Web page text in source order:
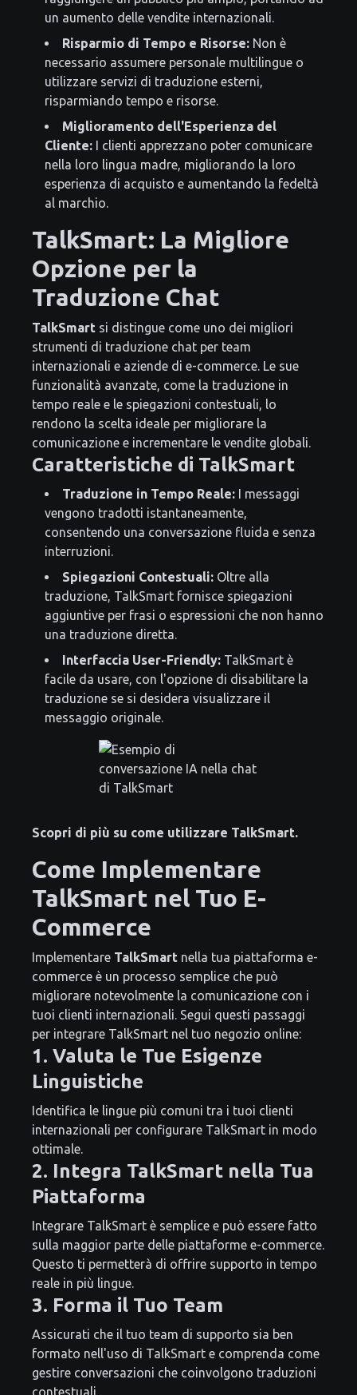
un aumento delle vendite internazionali.
Risparmio di Tempo e Risorse: Non è
necessario assumere personale multilingue o
utilizzare servizi di traduzione esterni,
risparmiando tempo e risorse.
Miglioramento dell'Esperienza del
Cliente: I clienti apprezzano poter comunicare
nella loro lingua madre, migliorando la loro
esperienza di acquisto e aumentando la fedeltà
al marchio.
TalkSmart: La Migliore
Opzione per la
Traduzione Chat
TalkSmart si distingue come uno dei migliori
strumenti di traduzione chat per team
internazionali e aziende di e-commerce. Le sue
funzionalità avanzate, come la traduzione in
tempo reale e le spiegazioni contestuali, lo
rendono la scelta ideale per migliorare la
comunicazione e incrementare le vendite globali.
Caratteristiche di TalkSmart
Traduzione in Tempo Reale: I messaggi
vengono tradotti istantaneamente,
consentendo una conversazione fluida e senza
interruzioni.
Spiegazioni Contestuali: Oltre alla
traduzione, TalkSmart fornisce spiegazioni
aggiuntive per frasi o espressioni che non hanno
una traduzione diretta.
Interfaccia User-Friendly: TalkSmart è
facile da usare, con l'opzione di disabilitare la
traduzione se si desidera visualizzare il
messaggio originale.
Scopri di più su come utilizzare TalkSmart.
Come Implementare
TalkSmart nel Tuo E-
Commerce
Implementare TalkSmart nella tua piattaforma e-
commerce è un processo semplice che può
migliorare notevolmente la comunicazione con i
tuoi clienti internazionali. Segui questi passaggi
per integrare TalkSmart nel tuo negozio online:
1. Valuta le Tue Esigenze
Linguistiche
Identifica le lingue più comuni tra i tuoi clienti
internazionali per configurare TalkSmart in modo
ottimale.
2. Integra TalkSmart nella Tua
Piattaforma
Integrare TalkSmart è semplice e può essere fatto
sulla maggior parte delle piattaforme e-commerce.
Questo ti permetterà di offrire supporto in tempo
reale in più lingue.
3. Forma il Tuo Team
Assicurati che il tuo team di supporto sia ben
formato nell'uso di TalkSmart e comprenda come
gestire conversazioni che coinvolgono traduzioni
contestuali.